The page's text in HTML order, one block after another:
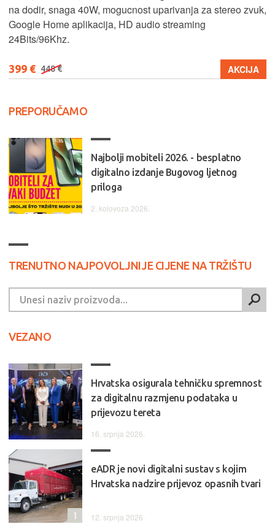
na dodir, snaga 40W, mogucnost uparivanja za stereo zvuk,
Google Home aplikacija, HD audio streaming
24Bits/96Khz.
399 € 448 € AKCIJA
PREPORUČAMO
Najbolji mobiteli 2026. - besplatno
digitalno izdanje Bugovog ljetnog
priloga
2. kolovoza 2026.
TRENUTNO NAJPOVOLJNIJE CIJENE NA TRŽIŠTU
VEZANO
Hrvatska osigurala tehničku spremnost
za digitalnu razmjenu podataka u
prijevozu tereta
16. srpnja 2026.
eADR je novi digitalni sustav s kojim
Hrvatska nadzire prijevoz opasnih tvari
12. srpnja 2026.
1